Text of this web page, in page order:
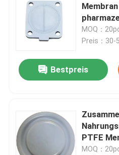
MOQ：
Preis：30-
Bestpreis
PTFE
MOQ：